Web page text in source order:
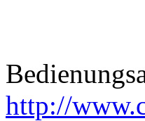
http://